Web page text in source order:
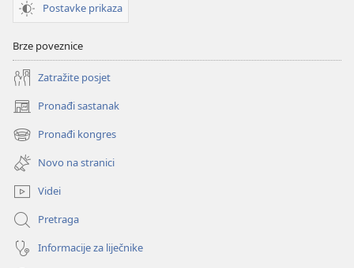
Postavke prikaza
Brze poveznice
Zatražite posjet
Pronađi sastanak
(otvara
se
novi
prozor)
Pronađi kongres
(otvara
se
novi
prozor)
Novo na stranici
Videi
Pretraga
Informacije za liječnike